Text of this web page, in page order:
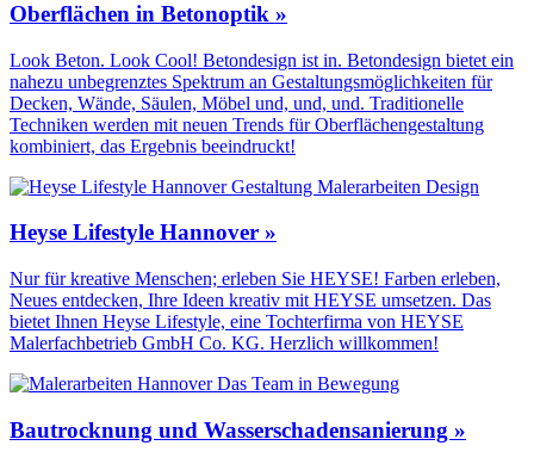
Oberflächen in Betonoptik »
Look Beton. Look Cool! Betondesign ist in. Betondesign bietet ein
nahezu unbegrenztes Spektrum an Gestaltungs­möglichkeiten für
Decken, Wände, Säulen, Möbel und, und, und. Traditionelle
Techniken werden mit neuen Trends für Oberflächen­gestaltung
kombiniert, das Ergebnis beeindruckt!
Heyse Lifestyle Hannover »
Nur für kreative Menschen; erleben Sie HEYSE! Farben erleben,
Neues entdecken, Ihre Ideen kreativ mit HEYSE umsetzen. Das
bietet Ihnen Heyse Lifestyle, eine Tochterfirma von HEYSE
Malerfachbetrieb GmbH Co. KG. Herzlich willkommen!
Bautrocknung und Wasserschadensanierung »